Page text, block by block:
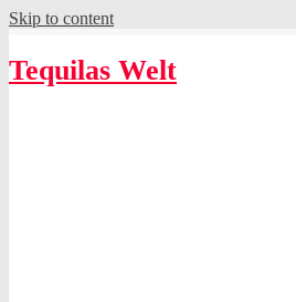
Skip to content
Tequilas Welt